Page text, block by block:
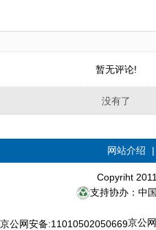
暂无评论!
没有了
网站介绍
Copyriht
支持协办：中
京公